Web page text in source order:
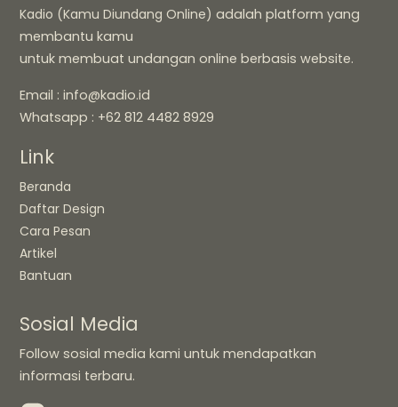
Kadio (Kamu Diundang Online) adalah platform yang
membantu kamu
untuk membuat undangan online berbasis website.
Email : info@kadio.id
Whatsapp : +62 812 4482 8929
Link
Beranda
Daftar Design
Cara Pesan
Artikel
Bantuan
Sosial Media
Follow sosial media kami untuk mendapatkan
informasi terbaru.